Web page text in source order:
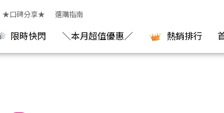
聯華食品生醫研究室
★口碑分享★ 選購指南
限時快閃 ＼本月超值優惠／ 熱銷排行